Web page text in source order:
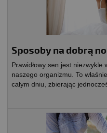
Sposoby na dobrą
Prawidłowy sen jest
naszego organizmu. To
całym dniu, zbierając